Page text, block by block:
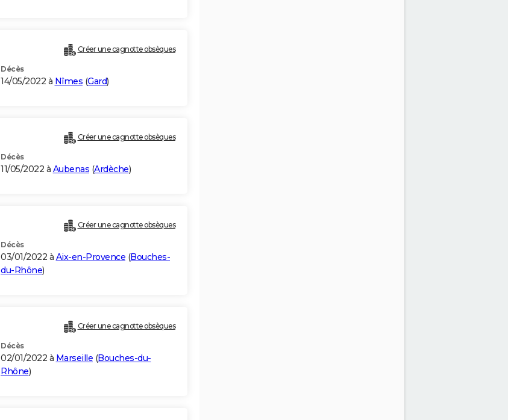
Créer une cagnotte obsèques
Décès
14/05/2022 à Nîmes (Gard)
Créer une cagnotte obsèques
Décès
11/05/2022 à Aubenas (Ardèche)
Créer une cagnotte obsèques
Décès
03/01/2022 à Aix-en-Provence (Bouches-
du-Rhône)
Créer une cagnotte obsèques
Décès
02/01/2022 à Marseille (Bouches-du-
Rhône)